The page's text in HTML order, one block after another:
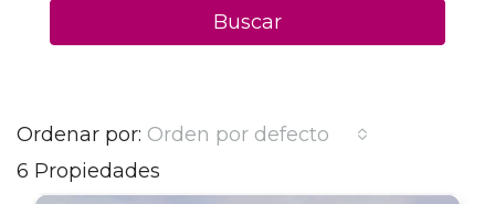
6 Propiedades
Ordenar por: Orden por defecto
Buscar